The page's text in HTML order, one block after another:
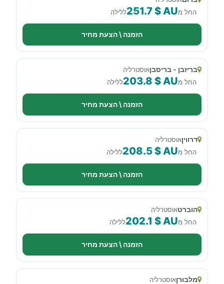
החל מ251.7 $ AUללילה
הזמנה \ הצעת מחיר
בריזבן - בריסבןאוסטרליה
החל מ203.8 $ AUללילה
הזמנה \ הצעת מחיר
דרוויןאוסטרליה
החל מ208.5 $ AUללילה
הזמנה \ הצעת מחיר
הוברטאוסטרליה
החל מ202.1 $ AUללילה
הזמנה \ הצעת מחיר
מלבורןאוסטרליה